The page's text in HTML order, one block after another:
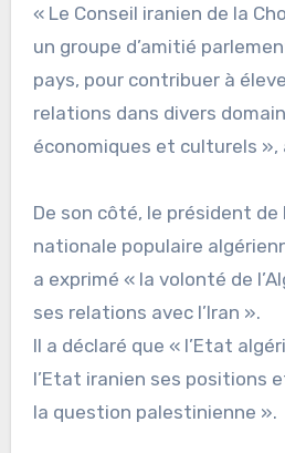
« Le Conseil iranien de la
un groupe d’amitié
pays, pour contribuer à
relations dans divers
économiques et culturels
De son côté, le président de
nationale populaire
a exprimé « la volonté de
ses relations avec l’Iran ».
Il a déclaré que « l’Etat
l’Etat iranien ses positions
la question palestinienne ».